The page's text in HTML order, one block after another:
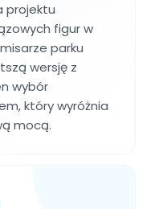
projektu
figur w
parku
wersję z
wybór
który wyróżnia
mocą.